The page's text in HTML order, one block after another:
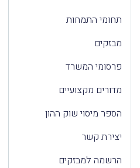
תחומי התמחות
מבזקים
פרסומי המשרד
מדורים מקצועיים
הספר מיסוי שוק ההון
יצירת קשר
הרשמה למבזקים